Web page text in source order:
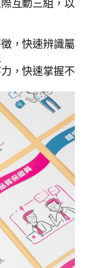
互動三組，以
，快速辨識屬
，快速掌握不